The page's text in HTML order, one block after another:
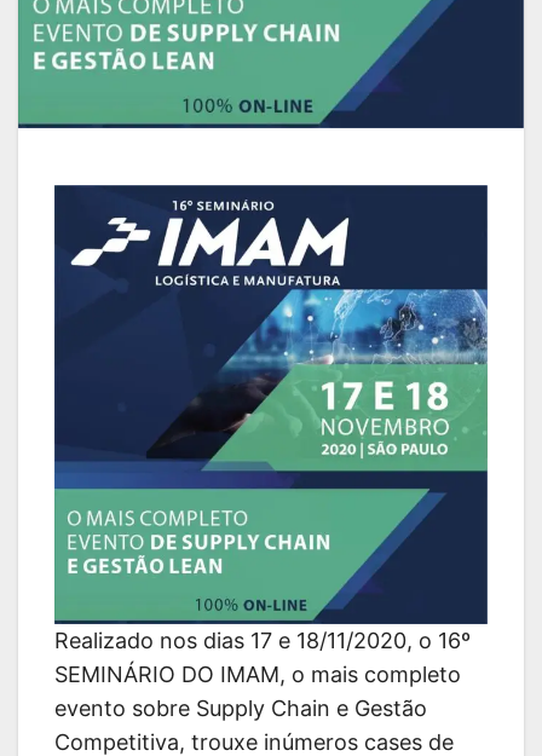
Realizado nos dias 17 e 18/11/2020, o 16º
SEMINÁRIO DO IMAM, o mais completo
evento sobre Supply Chain e Gestão
Competitiva, trouxe inúmeros cases de